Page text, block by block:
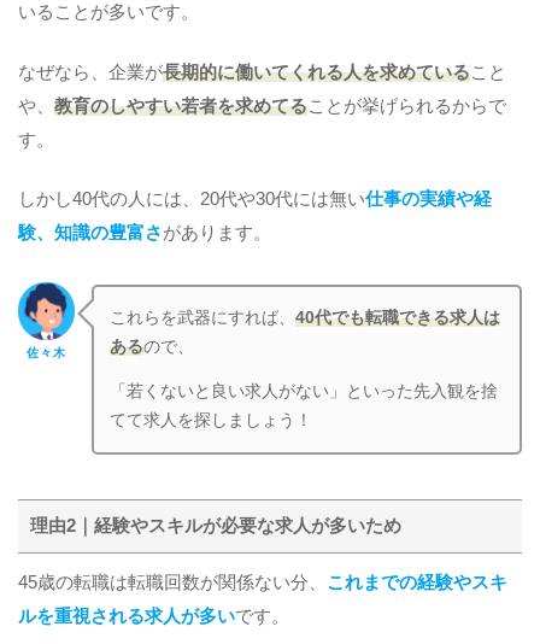
いることが多いです。
なぜなら、企業が長期的に働いてくれる人を求めていること
や、 教育のしやすい若者を求めてることが挙げられるからで
す。
しかし40代の人には、20代や30代には無い仕事の実績や経
験、知識の豊富さがあります。
佐々木
これらを武器にすれば、40代でも転職できる求人は
あるので、
「若くないと良い求人がない」といった先入観を捨
てて求人を探しましょう！
理由2｜経験やスキルが必要な求人が多いため
45歳の転職は転職回数が関係ない分、 これまでの経験やスキ
ルを重視される求人が多いです。